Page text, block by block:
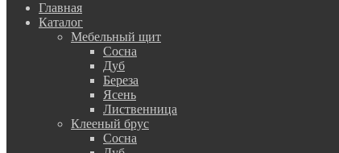
Главная
Каталог
Мебельный щит
Сосна
Дуб
Береза
Ясень
Лиственница
Клееный брус
Сосна